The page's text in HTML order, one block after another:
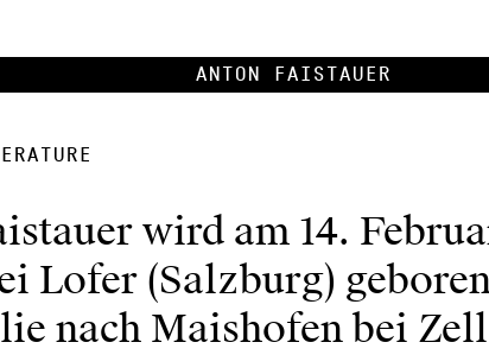
Anton Faistauer
wird am 14.
Lofer (Salzburg)
nach Maishofen bei